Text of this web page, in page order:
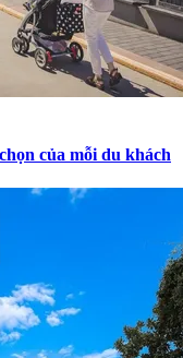
của mỗi du khách